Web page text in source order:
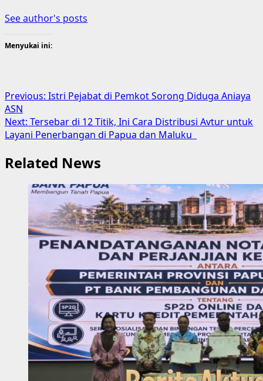
See author's posts
Menyukai ini:
Previous: Istri Pejabat di Pemkot Sorong Diduga Aniaya
ASN
Next: Tersebar di 12 Titik, Ini Cara Distribusi Avtur untuk
Layani Penerbangan di Papua dan Maluku
Related News